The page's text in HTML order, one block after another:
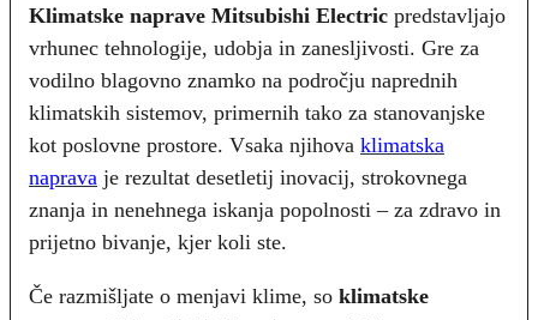
Klimatske naprave Mitsubishi Electric predstavljajo
vrhunec tehnologije, udobja in zanesljivosti. Gre za
vodilno blagovno znamko na področju naprednih
klimatskih sistemov, primernih tako za stanovanjske
kot poslovne prostore. Vsaka njihova klimatska
naprava je rezultat desetletij inovacij, strokovnega
znanja in nenehnega iskanja popolnosti – za zdravo in
prijetno bivanje, kjer koli ste.
Če razmišljate o menjavi klime, so klimatske